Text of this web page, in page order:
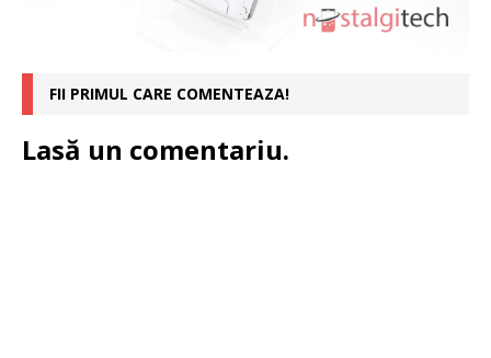
FII PRIMUL CARE COMENTEAZA!
Lasă un comentariu.